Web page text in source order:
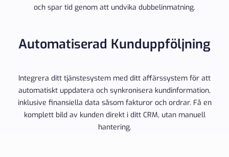
och spar tid genom att undvika dubbelinmatning.
Automatiserad Kunduppföljning
Integrera ditt tjänstesystem med ditt affärssystem för att
automatiskt uppdatera och synkronisera kundinformation,
inklusive finansiella data såsom fakturor och ordrar. Få en
komplett bild av kunden direkt i ditt CRM, utan manuell
hantering.